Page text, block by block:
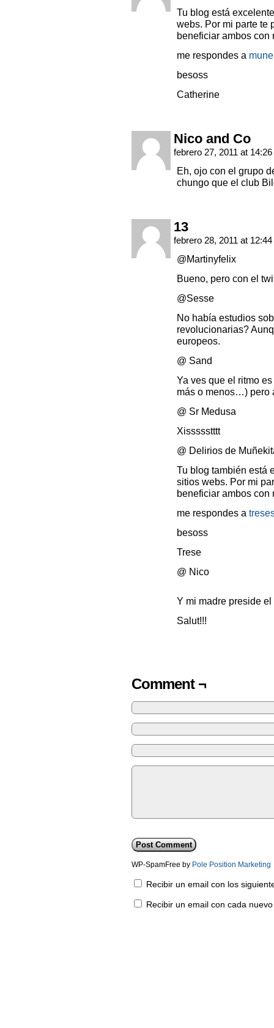
Tu blog está
webs. Por mi parte te
beneficiar ambos con
me respondes a
besoss
Catherine
Nico and Co
febrero 27, 2011 at 14:26
Eh, ojo con el grupo
chungo que el club
13
febrero 28, 2011 at 12:44
@Martinyfelix
Bueno, pero con el
@Sesse
No había estudios
revolucionarias?
europeos.
@ Sand
Ya ves que el ritmo
más o menos…) pero
@ Sr Medusa
Xissssstttt
@ Delirios de
Tu blog también está
sitios webs. Por mi
beneficiar ambos con
me respondes a
besoss
Trese
@ Nico
Y mi madre preside
Salut!!!
Comment ¬
WP-SpamFree by Pole Position Marketing
Recibir un email con los
Recibir un email con cada